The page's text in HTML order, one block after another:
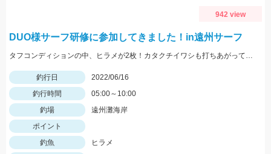
942 view
DUO様サーフ研修に参加してきました！in遠州サーフ
タフコンディションの中、ヒラメが2枚！カタクチイワシも打ちあがっていたので海が落ち着けばまた調子は上々↗
釣行日
2022/06/16
釣行時間
05:00～10:00
釣場
遠州灘海岸
ポイント
釣魚
ヒラメ